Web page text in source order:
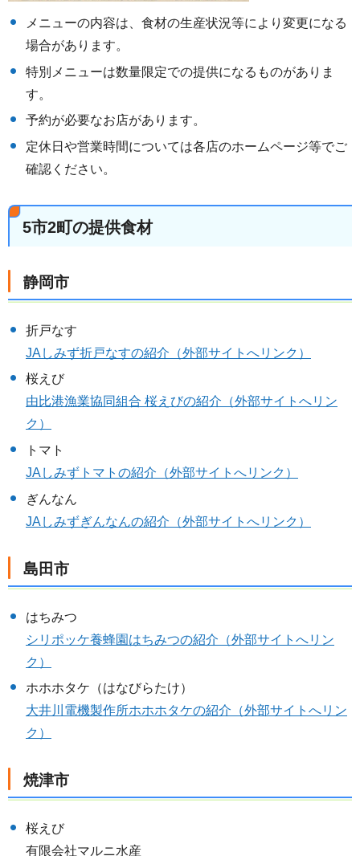
メニューの内容は、食材の生産状況等により変更になる
場合があります。
特別メニューは数量限定での提供になるものがありま
す。
予約が必要なお店があります。
定休日や営業時間については各店のホームページ等でご
確認ください。
5市2町の提供食材
静岡市
折戸なす
JAしみず折戸なすの紹介（外部サイトへリンク）
桜えび
由比港漁業協同組合 桜えびの紹介（外部サイトへリン
ク）
トマト
JAしみずトマトの紹介（外部サイトへリンク）
ぎんなん
JAしみずぎんなんの紹介（外部サイトへリンク）
島田市
はちみつ
シリポッケ養蜂園はちみつの紹介（外部サイトへリン
ク）
ホホホタケ（はなびらたけ）
大井川電機製作所ホホホタケの紹介（外部サイトへリン
ク）
焼津市
桜えび
有限会社マルニ水産